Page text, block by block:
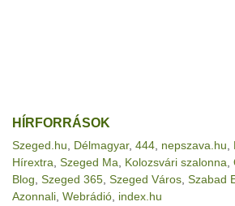
HÍRFORRÁSOK
Szeged.hu Délmagyar, 444 nepszava.hu
Hírextra Szeged Ma Kolozsvári szalonna
Blog Szeged 365 Szeged Város Szabad
Azonnali Webrádió index.hu